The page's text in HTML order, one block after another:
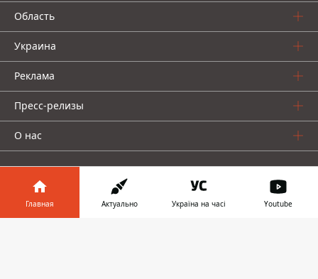
Область
Украина
Реклама
Пресс-релизы
О нас
Главная Актуально Україна на часі Youtube